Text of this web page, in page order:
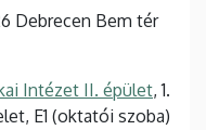
Debrecen Bem tér
Intézet II. épület, 1.
E1 (oktatói szoba)